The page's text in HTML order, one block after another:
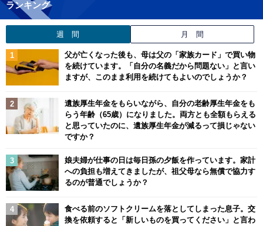
ランキング
週 間 月 間
父が亡くなった後も、母は父の「家族カード」で買い物
を続けています。「自分の名義だから問題ない」と言い
ますが、このまま利用を続けてもよいのでしょうか？
遺族厚生年金をもらいながら、自分の老齢厚生年金をも
らう年齢（65歳）になりました。両方とも全額もらえる
と思っていたのに、遺族厚生年金が減るって損じゃない
ですか？
娘夫婦が仕事の日は毎日孫の夕飯を作っています。家計
への負担も増えてきましたが、祖父母なら無償で協力す
るのが普通でしょうか？
食べる前のソフトクリームを落としてしまった息子。交
換を依頼すると「新しいものを買ってください」と言わ